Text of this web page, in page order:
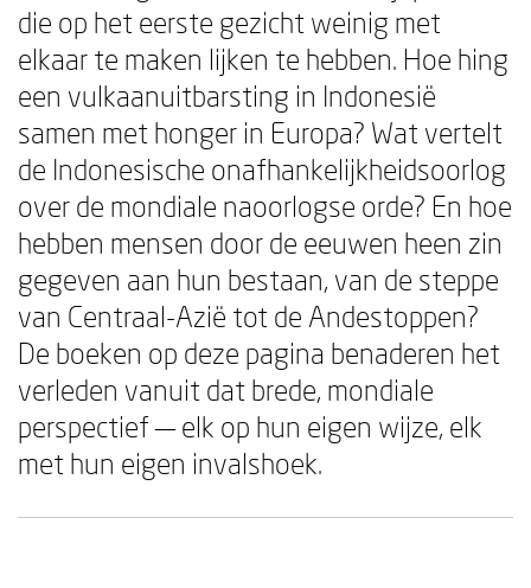
die op het eerste gezicht weinig met
elkaar te maken lijken te hebben. Hoe hing
een vulkaanuitbarsting in Indonesië
samen met honger in Europa? Wat vertelt
de Indonesische onafhankelijkheidsoorlog
over de mondiale naoorlogse orde? En hoe
hebben mensen door de eeuwen heen zin
gegeven aan hun bestaan, van de steppe
van Centraal-Azië tot de Andestoppen?
De boeken op deze pagina benaderen het
verleden vanuit dat brede, mondiale
perspectief — elk op hun eigen wijze, elk
met hun eigen invalshoek.